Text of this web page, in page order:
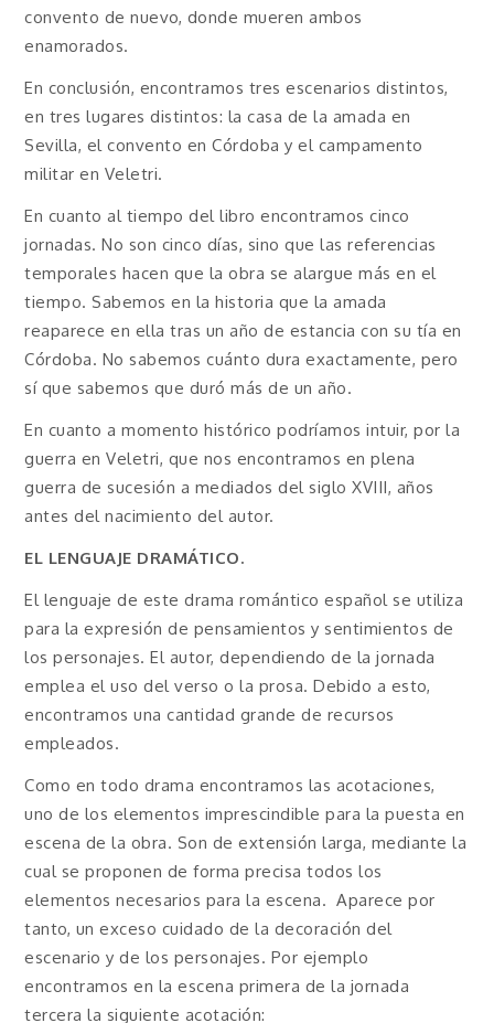
convento de nuevo, donde mueren ambos
enamorados.
En conclusión, encontramos tres escenarios distintos,
en tres lugares distintos: la casa de la amada en
Sevilla, el convento en Córdoba y el campamento
militar en Veletri.
En cuanto al tiempo del libro encontramos cinco
jornadas. No son cinco días, sino que las referencias
temporales hacen que la obra se alargue más en el
tiempo. Sabemos en la historia que la amada
reaparece en ella tras un año de estancia con su tía en
Córdoba. No sabemos cuánto dura exactamente, pero
sí que sabemos que duró más de un año.
En cuanto a momento histórico podríamos intuir, por la
guerra en Veletri, que nos encontramos en plena
guerra de sucesión a mediados del siglo XVIII, años
antes del nacimiento del autor.
EL LENGUAJE DRAMÁTICO.
El lenguaje de este drama romántico español se utiliza
para la expresión de pensamientos y sentimientos de
los personajes. El autor, dependiendo de la jornada
emplea el uso del verso o la prosa. Debido a esto,
encontramos una cantidad grande de recursos
empleados.
Como en todo drama encontramos las acotaciones,
uno de los elementos imprescindible para la puesta en
escena de la obra. Son de extensión larga, mediante la
cual se proponen de forma precisa todos los
elementos necesarios para la escena. Aparece por
tanto, un exceso cuidado de la decoración del
escenario y de los personajes. Por ejemplo
encontramos en la escena primera de la jornada
tercera la siguiente acotación: